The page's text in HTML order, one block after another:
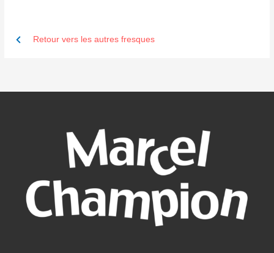
Retour vers les autres fresques